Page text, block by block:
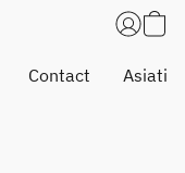
Contact